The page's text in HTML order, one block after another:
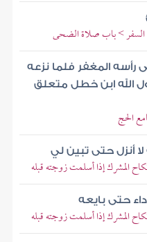
> باب صلاة الضحى
المغفر فلما نزعه
الله ابن خطل متعلق
الحج
لا أنزل حتى تبين لي
المشرك إذا أسلمت زوجته قبله
حتى بايعه
المشرك إذا أسلمت زوجته قبله